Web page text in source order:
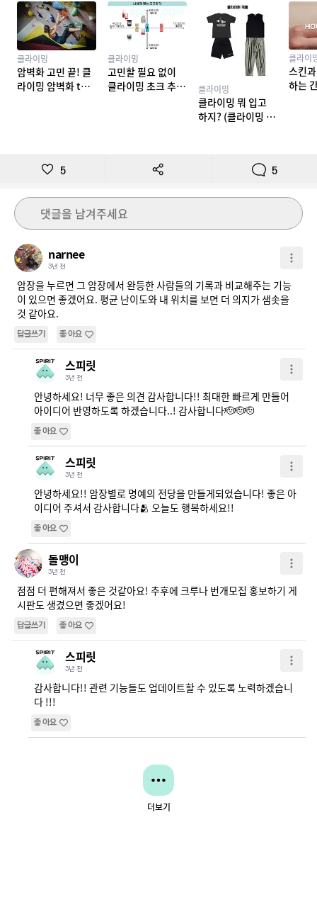
클라이밍
암벽화 고민 끝! 클
라이밍 암벽화 top
클라이밍
고민할 필요 없이
클라이밍 초크 추천
클라이밍
클라이밍 뭐 입고
하지? (클라이밍 복
클라이
스킨
하는
5 5
댓글을 남겨주세요
narnee
3년 전
암장을 누르면 그 암장에서 완등한 사람들의 기록과 비교해주는 기능
이 있으면 좋겠어요. 평균 난이도와 내 위치를 보면 더 의지가 샘솟을
것 같아요.
답글쓰기 좋아요
스피릿
3년 전
안녕하세요! 너무 좋은 의견 감사합니다!! 최대한 빠르게 만들어
아이디어 반영하도록 하겠습니다..! 감사합니다🫡🫡🫡
좋아요
스피릿
3년 전
안녕하세요!! 암장별로 명예의 전당을 만들게되었습니다! 좋은 아
이디어 주셔서 감사합니다🫂 오늘도 행복하세요!!
좋아요
돌맹이
3년 전
점점 더 편해져서 좋은 것같아요! 추후에 크루나 번개모집 홍보하기 게
시판도 생겼으면 좋겠어요!
답글쓰기 좋아요
스피릿
3년 전
감사합니다!! 관련 기능들도 업데이트할 수 있도록 노력하겠습니
다 !!!
좋아요
더보기